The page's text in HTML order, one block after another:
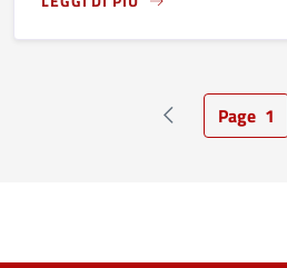
A PROPOSITO DI ALLERTA
PaginaPage 1